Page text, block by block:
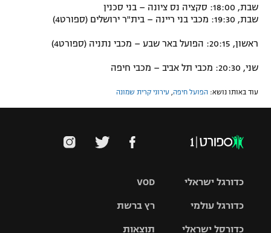
שבת, 18:00: סקציה נס ציונה – בני סכנין
שבת, 19:30: מכבי בני ריינה – בית"ר ירושלים (ספורט4)
ראשון, 20:15: הפועל באר שבע – מכבי נתניה (ספורט4)
שני, 20:30: מכבי תל אביב – מכבי חיפה
עוד באותו נושא: הפועל חיפה עירוני קרית שמונה
VOD
רץ ברשת
תוצאות
כדורגל ישראלי
כדורגל עולמי
כדורסל ישראלי